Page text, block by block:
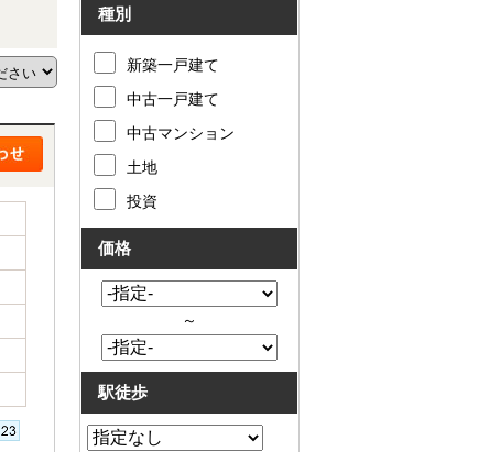
種別
新築一戸建て
中古一戸建て
中古マンション
土地
投資
価格
～
駅徒歩